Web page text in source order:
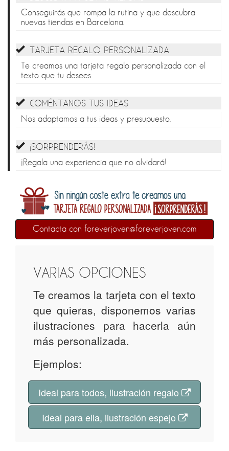
Conseguirás que rompa la rutina y que descubra
nuevas tiendas en Barcelona.
TARJETA REGALO PERSONALIZADA
Te creamos una tarjeta regalo personalizada con el
texto que tu desees.
COMÉNTANOS TUS IDEAS
Nos adaptamos a tus ideas y presupuesto.
¡SORPRENDERÁS!
¡Regala una experiencia que no olvidará!
Contacta con foreverjoven@foreverjoven.com
VARIAS OPCIONES
Te creamos la tarjeta con el texto
que quieras, disponemos varias
ilustraciones para hacerla aún
más personalizada.
Ejemplos:
Ideal para todos, ilustración regalo
Ideal para ella, ilustración espejo